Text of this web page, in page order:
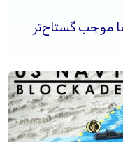
موجب گستاخ‌تر